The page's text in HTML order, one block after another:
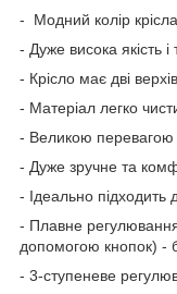
- Модний колір
- Дуже висока якість і
- Крісло має дві
- Матеріал легко
- Великою перевагою
- Дуже зручне та
- Ідеально підходить
- Плавне регулювання
допомогою кнопок) -
- 3-ступеневе